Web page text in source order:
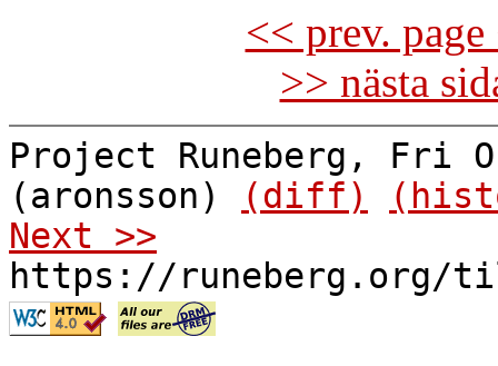
<< prev.
>> nästa
Project Runeberg, Fri
(aronsson)
(diff)
Next >>
https://runeberg.org/